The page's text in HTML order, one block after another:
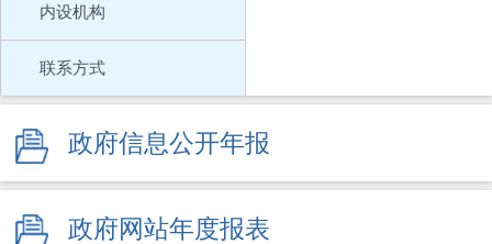
内设机构
联系方式
政府信息公开年报
政府网站年度报表